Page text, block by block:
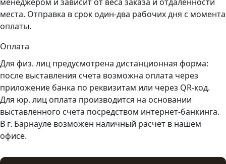
места. Отправка в срок один-два рабочих дня с момента
оплаты.
Оплата
Для физ. лиц предусмотрена дистанционная форма:
после выставления счета возможна оплата через
приложение банка по реквизитам или через QR-код.
Для юр. лиц оплата производится на основании
выставленного счета посредством интернет-банкинга.
В г. Барнауле возможен наличный расчет в нашем
офисе.